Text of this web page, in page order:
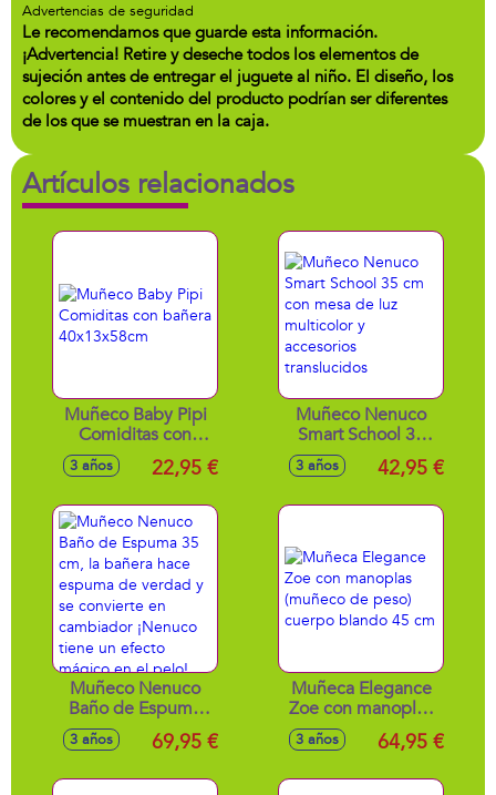
Advertencias de seguridad
Le recomendamos que guarde esta información.
¡Advertencia! Retire y deseche todos los elementos de
sujeción antes de entregar el juguete al niño. El diseño, los
colores y el contenido del producto podrían ser diferentes
de los que se muestran en la caja.
Artículos relacionados
Muñeco Baby Pipi
Comiditas con
bañera
40x13x58cm
3 años 22,95 €
Muñeco Nenuco
Smart School 35
cm con mesa de
luz multicolor y
3 años 42,95 €
Muñeco Nenuco
Baño de Espuma
35 cm, la bañera
hace espuma de
3 años 69,95 €
Muñeca Elegance
Zoe con manoplas
(muñeco de peso)
cuerpo blando 45
3 años 64,95 €